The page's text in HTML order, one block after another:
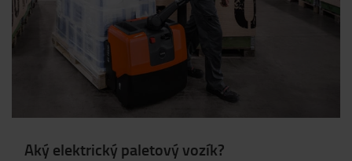
Aký elektrický paletový vozík?